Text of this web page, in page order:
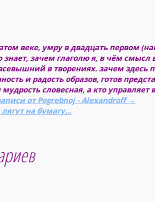
веке, умру в двадцать первом
знает, зачем глаголю я, в чём
в творениях. зачем
и радость образов, готов
мудрость словесная, а кто
от Pogrebnoj - Alexandroff→
на бумагу…